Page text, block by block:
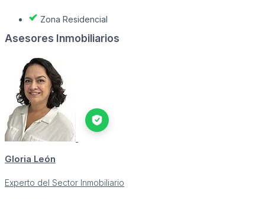
Zona Residencial
Asesores Inmobiliarios
Gloria León
Experto del Sector Inmobiliario